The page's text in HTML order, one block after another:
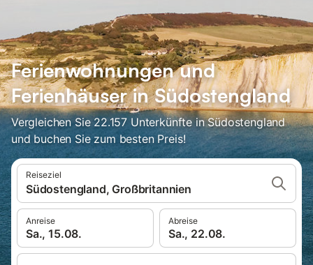
Ferienwohnungen und
Ferienhäuser in Südostengland
Vergleichen Sie 22.157 Unterkünfte in Südostengland
und buchen Sie zum besten Preis!
Reiseziel
Südostengland, Großbritannien
Anreise
Sa., 15.08.
Abreise
Sa., 22.08.